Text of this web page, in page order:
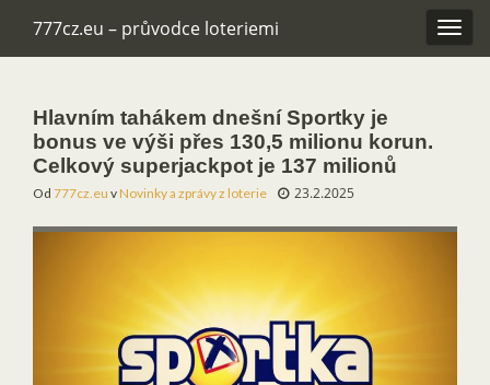
777cz.eu – průvodce loteriemi
Hlavním tahákem dnešní Sportky je
bonus ve výši přes 130,5 milionu korun.
Celkový superjackpot je 137 milionů
Od 777cz.eu vNovinky a zprávy z loterie 23.2.2025